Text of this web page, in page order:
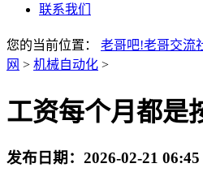
联系我们
您的当前位置： 老哥吧!老哥交流
网 > 机械自动化 >
工资每个月都是
发布日期： 2026-02-21 06:45